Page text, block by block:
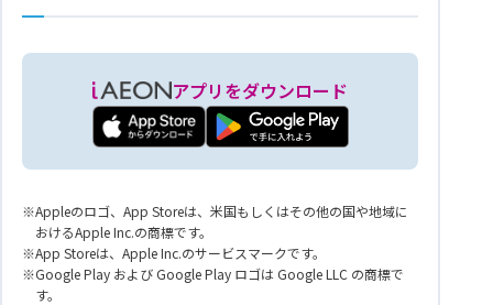
アプリをダウンロード
Appleのロゴ、App Storeは、米国もしくはその他の国や地域に
おけるApple Inc.の商標です。
App Storeは、Apple Inc.のサービスマークです。
Google Play および Google Play ロゴは Google LLC の商標で
す。